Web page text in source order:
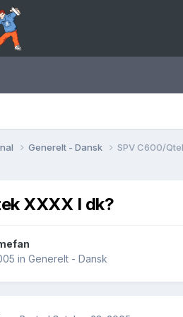
Generelt - Dansk SPV C600/
XXXX I dk?
in Generelt - Dansk